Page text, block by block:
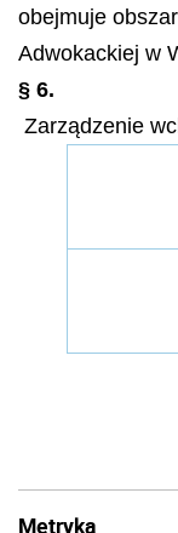
obejmuje
Adwokackiej w
§ 6.
Zarządzenie
Metryka